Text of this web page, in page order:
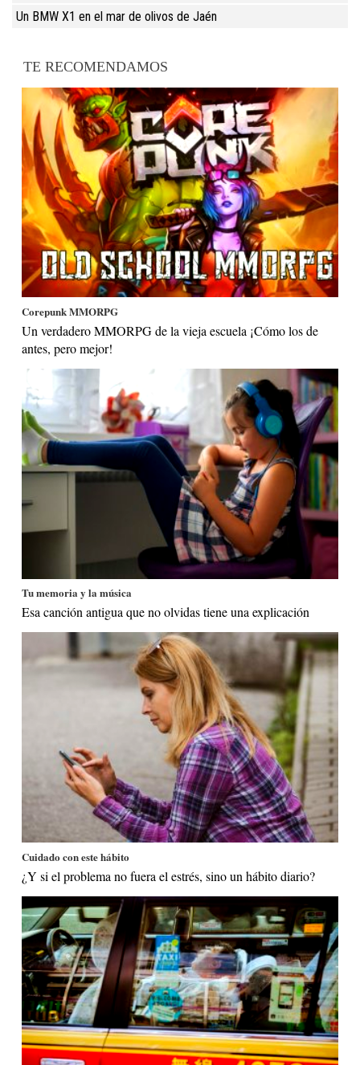
Un BMW X1 en el mar de olivos de Jaén
TE RECOMENDAMOS
Corepunk MMORPG
Un verdadero MMORPG de la vieja escuela ¡Cómo los de
antes, pero mejor!
Tu memoria y la música
Esa canción antigua que no olvidas tiene una explicación
Cuidado con este hábito
¿Y si el problema no fuera el estrés, sino un hábito diario?